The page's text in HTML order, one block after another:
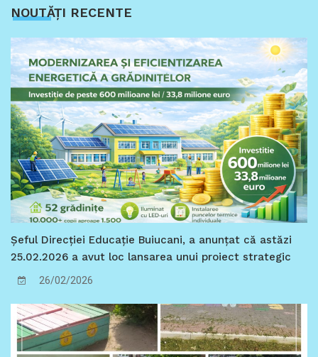
NOUTĂȚI RECENTE
Șeful Direcției Educație Buiucani, a anunțat că astăzi
25.02.2026 a avut loc lansarea unui proiect strategic
de importanță municipală, care marchează o
energetice a instituțiilor de educație timpurie din
Chișinău.
26/02/2026